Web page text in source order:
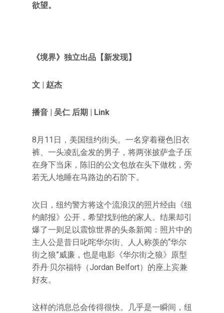
欲望。
《境界》独立出品【新发现】
文 | 赵杰
播音 | 吴仁 后期 | Link
8月11日，美国纽约街头。一名穿着褪色旧衣
裤、一头凌乱金发的男子，将两张披萨盒子压
在身下当床，陈旧的公文包放在头下做枕，旁
若无人地睡在马路边的石阶下。
次日，纽约警方将这个流浪汉的照片经由《纽
约邮报》公开，希望找到他的家人。结果却引
爆了一则足以震惊世界的头条新闻：照片中的
主人公是昔日叱咤华尔街、人人称羡的“华尔
街之狼”威廉，也是电影《华尔街之狼》原型
乔丹·贝尔福特（Jordan Belfort）的座上宾兼
好友。
这样的消息总会传得很快。几乎是一瞬间，纽